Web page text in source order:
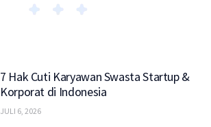
7 Hak Cuti Karyawan Swasta Startup &
Korporat di Indonesia
JULI 6, 2026